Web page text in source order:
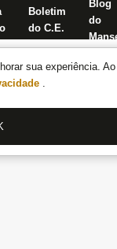
sua experiência.
.
Boletim
do C.E.
Blog
do